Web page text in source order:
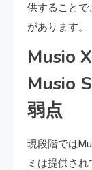
供することで
があります。
Musio
Musio
弱点
現段階では
ミは提供さ